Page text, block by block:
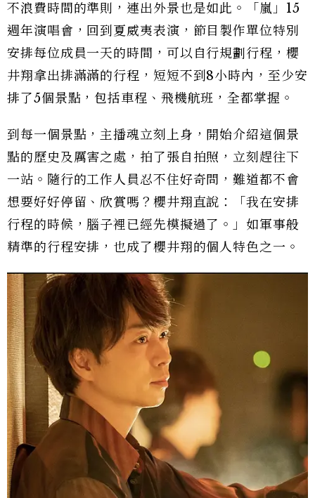
不浪費時間的準則，連出外景也是如此。「嵐」15
週年演唱會，回到夏威夷表演，節目製作單位特別
安排每位成員一天的時間，可以自行規劃行程，櫻
井翔拿出排滿滿的行程，短短不到8小時內，至少安
排了5個景點，包括車程、飛機航班，全都掌握。
到每一個景點，主播魂立刻上身，開始介紹這個景
點的歷史及厲害之處，拍了張自拍照，立刻趕往下
一站。隨行的工作人員忍不住好奇問，難道都不會
想要好好停留、欣賞嗎？櫻井翔直說：「我在安排
行程的時候，腦子裡已經先模擬過了。」如軍事般
精準的行程安排，也成了櫻井翔的個人特色之一。